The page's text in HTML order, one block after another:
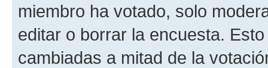
miembro ha votado, solo
editar o borrar la encuesta.
cambiadas a mitad de la